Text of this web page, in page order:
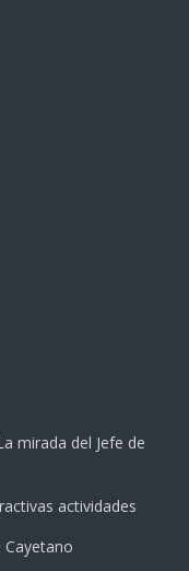
mirada del Jefe de
actividades
Cayetano